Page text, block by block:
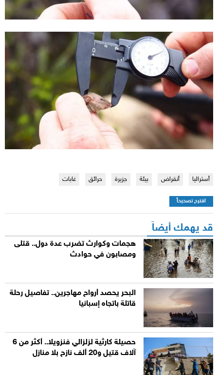
أستراليا أنقراض بيئة جزيرة حرائق غابات
اقترح تصحيحاً
قد يهمك أيضاً
هجمات وكوارث تضرب عدة دول.. قتلى
ومصابون في حوادث
البحر يحصد أرواح مهاجرين.. تفاصيل رحلة
قاتلة باتجاه إسبانيا
حصيلة كارثية لزلزالي فنزويلا.. أكثر من 6
آلاف قتيل و20 ألف نازح بلا منازل